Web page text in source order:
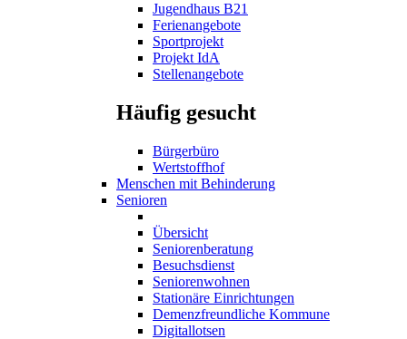
Jugendhaus B21
Ferienangebote
Sportprojekt
Projekt IdA
Stellenangebote
Häufig gesucht
Bürgerbüro
Wertstoffhof
Menschen mit Behinderung
Senioren
Übersicht
Seniorenberatung
Besuchsdienst
Seniorenwohnen
Stationäre Einrichtungen
Demenzfreundliche Kommune
Digitallotsen